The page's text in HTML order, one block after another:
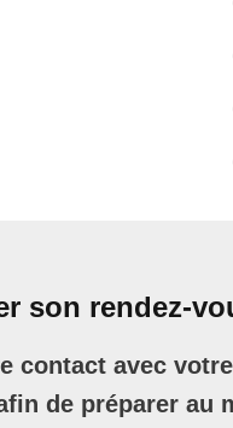
son rendez-
contact avec
de préparer au